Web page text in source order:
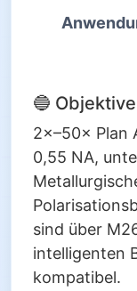
🔵
2×–50× Plan
0,55 NA,
sind über
intelligenten
kompatibel.